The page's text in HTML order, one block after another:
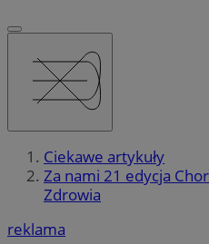
Ciekawe artykuły
Za nami 21 edycja
Zdrowia
reklama